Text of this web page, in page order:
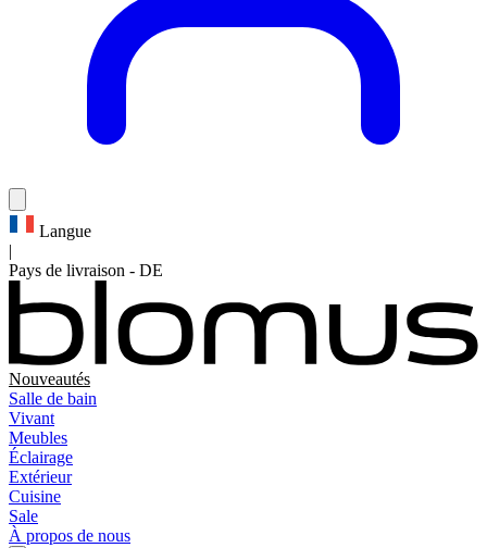
Langue
|
Pays de livraison - DE
Nouveautés
Salle de bain
Vivant
Meubles
Éclairage
Extérieur
Cuisine
Sale
À propos de nous